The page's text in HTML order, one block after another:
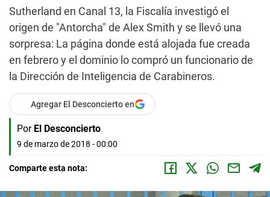
Sutherland en Canal 13, la Fiscalía investigó el
origen de "Antorcha" de Alex Smith y se llevó una
sorpresa: La página donde está alojada fue creada
en febrero y el dominio lo compró un funcionario de
la Dirección de Inteligencia de Carabineros.
Agregar El Desconcierto en
Por El Desconcierto
9 de marzo de 2018 - 00:00
Comparte esta nota: